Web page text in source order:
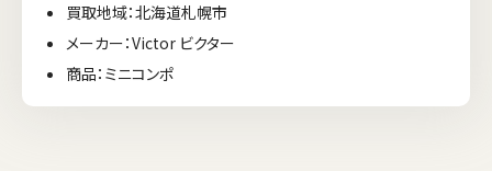
買取地域：北海道札幌市
メーカー：Victor ビクター
商品：ミニコンポ